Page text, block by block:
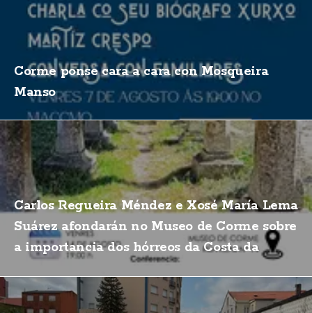
Corme ponse cara a cara con Mosqueira
Manso
Carlos Regueira Méndez e Xosé María Lema
Suárez afondarán no Museo de Corme sobre
a importancia dos hórreos da Costa da